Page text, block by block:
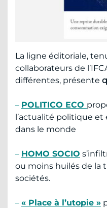
La ligne éditoriale,
collaborateurs de
différentes, présente
– POLITICO ECO
l’actualité politique
dans le monde
– HOMO SOCIO
ou moins huilés de la
sociétés.
– « Place à l’utopie »